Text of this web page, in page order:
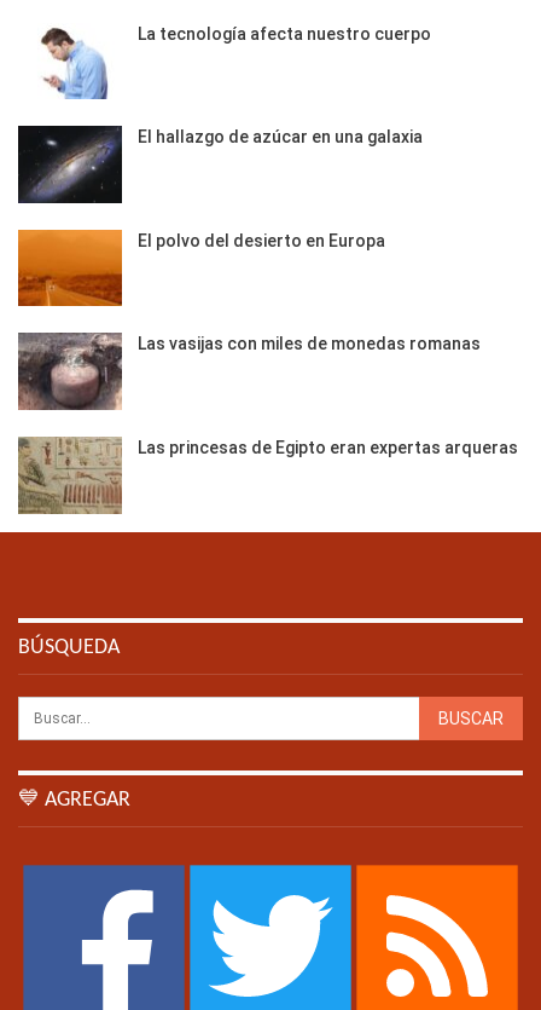
La tecnología afecta nuestro cuerpo
El hallazgo de azúcar en una galaxia
El polvo del desierto en Europa
Las vasijas con miles de monedas romanas
Las princesas de Egipto eran expertas arqueras
BÚSQUEDA
💙 AGREGAR